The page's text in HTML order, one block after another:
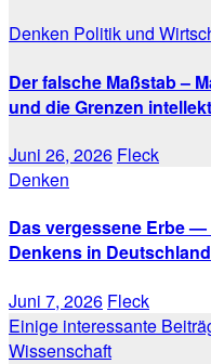
Denken Politik und
Der falsche Maßstab –
und die Grenzen
Juni 26, 2026 Fleck
Denken
Das vergessene Erbe
Denkens in Deutschland
Juni 7, 2026 Fleck
Einige interessante
Wissenschaft